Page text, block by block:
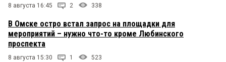
8 августа 16:45 2 338
В Омске остро встал запрос на площадки для
мероприятий – нужно что-то кроме Любинского
проспекта
8 августа 15:30 1 523